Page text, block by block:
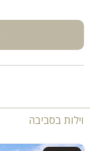
וילות בסביבה